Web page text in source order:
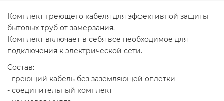
Комплект греющего кабеля для эффективной защиты
бытовых труб от замерзания.
Комплект включает в себя все необходимое для
подключения к электрической сети.
Состав:
- греющий кабель без заземляющей оплетки
- соединительный комплект